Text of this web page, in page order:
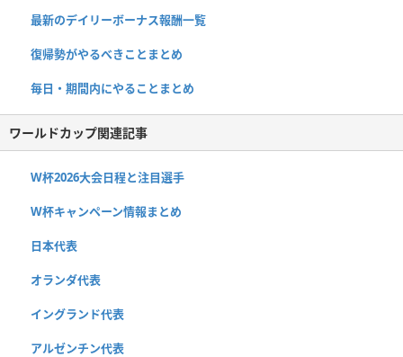
最新のデイリーボーナス報酬一覧
復帰勢がやるべきことまとめ
毎日・期間内にやることまとめ
ワールドカップ関連記事
W杯2026大会日程と注目選手
W杯キャンペーン情報まとめ
日本代表
オランダ代表
イングランド代表
アルゼンチン代表